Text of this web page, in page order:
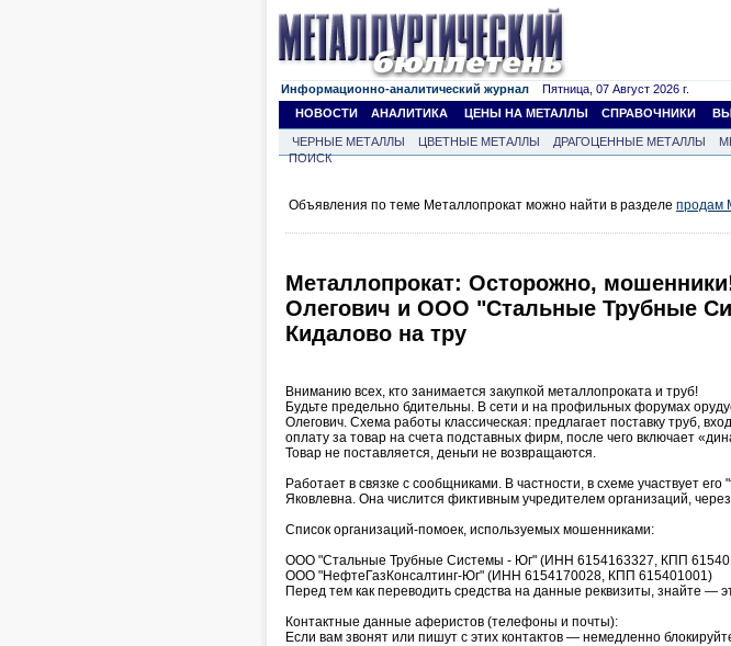
Информационно-аналитический журнал Пятница, 07 Август 2026 г.
НОВОСТИ
АНАЛИТИКА ЦЕНЫ НА МЕТАЛЛЫ СПРАВОЧНИКИ
ЧЕРНЫЕ МЕТАЛЛЫ ЦВЕТНЫЕ МЕТАЛЛЫ ДРАГОЦЕННЫЕ МЕТАЛЛЫ
ПОИСК
Объявления по теме Металлопрокат можно найти в разделе продам
Металлопрокат: Осторожно,
Олегович и ООО "Стальные Трубные
Кидалово на тру
Вниманию всех, кто занимается закупкой металлопроката и труб!
Будьте предельно бдительны. В сети и на профильных форумах
Олегович. Схема работы классическая: предлагает поставку труб,
оплату за товар на счета подставных фирм, после чего включает
Товар не поставляется, деньги не возвращаются.
Работает в связке с сообщниками. В частности, в схеме участвует
Яковлевна. Она числится фиктивным учредителем организаций,
Список организаций-помоек, используемых мошенниками:
ООО "Стальные Трубные Системы - Юг" (ИНН 6154163327, КПП
ООО "НефтеГазКонсалтинг-Юг" (ИНН 6154170028, КПП 615401001)
Перед тем как переводить средства на данные реквизиты, знайте —
Контактные данные аферистов (телефоны и почты):
Если вам звонят или пишут с этих контактов — немедленно